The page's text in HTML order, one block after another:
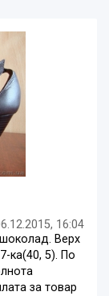
16:04
Верх
ка(40, 5). По
за товар